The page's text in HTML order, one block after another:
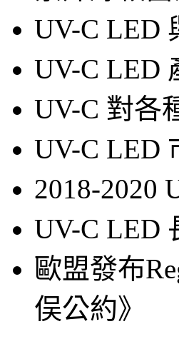
UV-C LED
UV-C LED
UV-C 對各
UV-C LED
2018-2020
UV-C LED
歐盟發布
俣公約》